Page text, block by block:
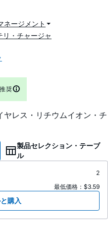
ネージメント
リ・チャージャ
奨
レス・リチウムイオン・チ
製品セレクション・テーブ
ル
2
最低価格：$3.59
購入